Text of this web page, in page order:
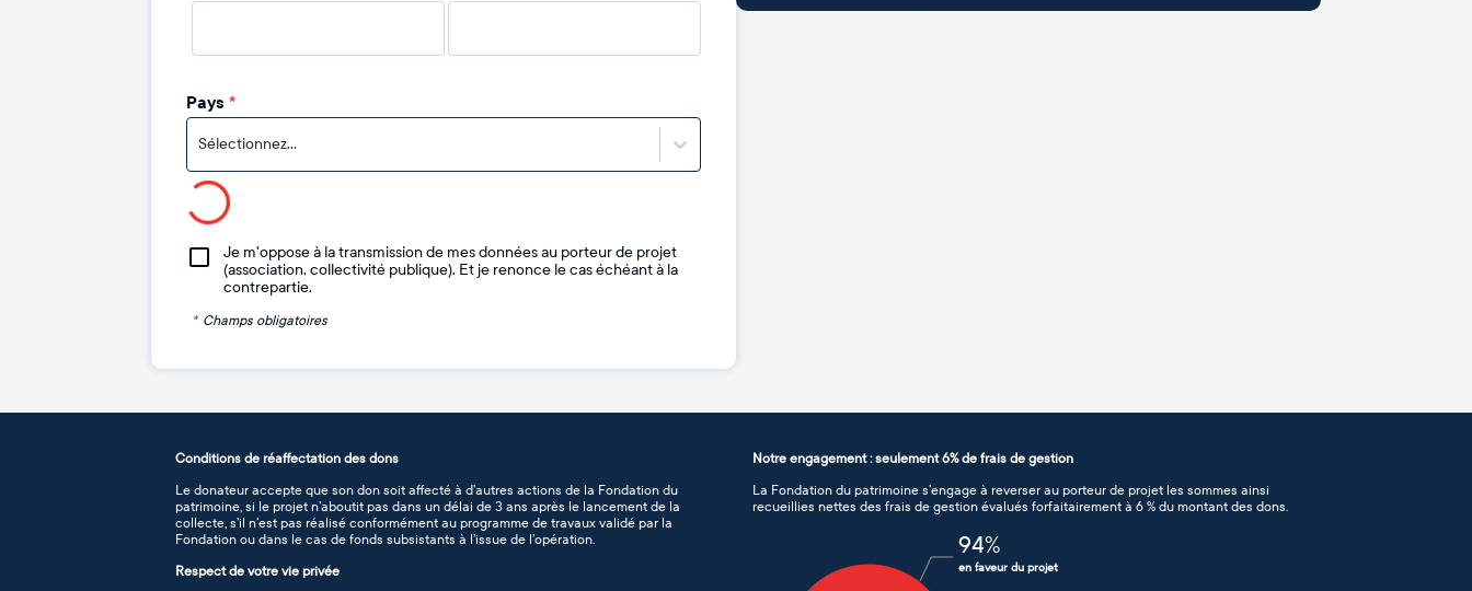
Pays *
Sélectionnez...
Je m'oppose à la transmission de mes données au porteur de projet
(association, collectivité publique). Et je renonce le cas échéant à la
contrepartie.
* Champs obligatoires
Conditions de réaffectation des dons
Le donateur accepte que son don soit affecté à d’autres actions de la Fondation du
patrimoine, si le projet n’aboutit pas dans un délai de 3 ans après le lancement de la
collecte, s’il n’est pas réalisé conformément au programme de travaux validé par la
Fondation ou dans le cas de fonds subsistants à l’issue de l’opération.
Respect de votre vie privée
Notre engagement : seulement 6% de frais de gestion
La Fondation du patrimoine s’engage à reverser au porteur de projet les sommes ainsi
recueillies nettes des frais de gestion évalués forfaitairement à 6 % du montant des dons.
94%
en faveur du projet